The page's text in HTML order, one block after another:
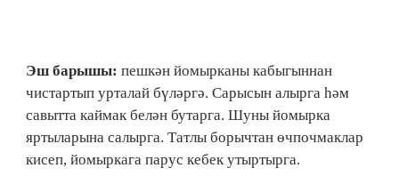
Эш барышы: пешкән йомырканы кабыгыннан
чистартып урталай бүләргә. Сарысын алырга һәм
савытта каймак белән бутарга. Шуны йомырка
яртыларына салырга. Татлы борычтан өчпочмаклар
кисеп, йомыркага парус кебек утыртырга.